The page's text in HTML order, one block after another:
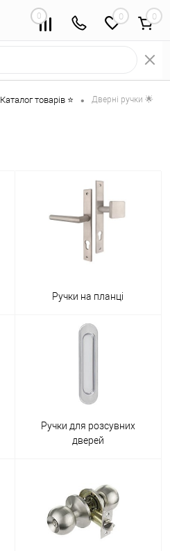
0 0
Каталог товарів ⭐ • Дверні ручки 🌟
Ручки на планці
Ручки для розсувних
дверей